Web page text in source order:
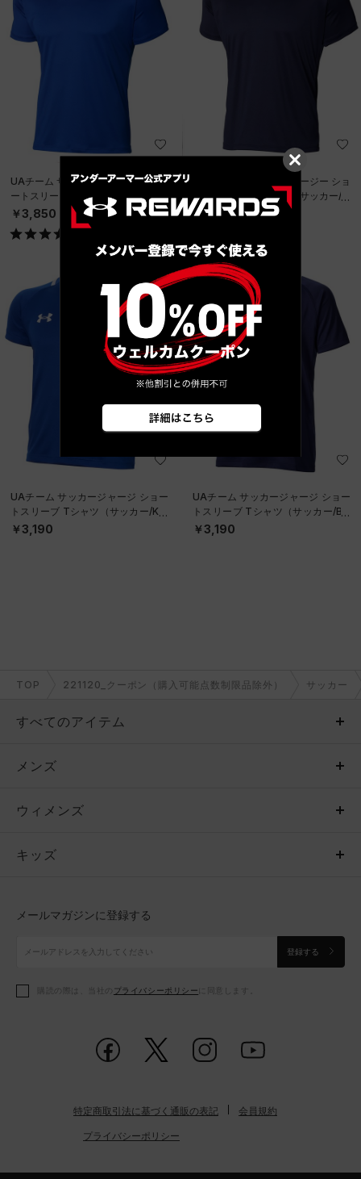
UAチーム サッカー ジャージー ショ
ートスリーブ Tシャツ（サッカー/M
EN）
￥3,850
UAチーム サッカー ジャージー ショ
ートスリーブ Tシャツ（サッカー/M
EN）
￥3,850
UAチーム サッカージャージ ショー
トスリーブ Tシャツ（サッカー/KID
S）
￥3,190
UAチーム サッカージャージ ショー
トスリーブ Tシャツ（サッカー/BO
YS）
￥3,190
TOP 221120_クーポン（購入可能点数制限品除外） サッカー
すべてのアイテム
メンズ
ウィメンズ
キッズ
アクセサリー
メンズ
トップス
ボトムス
アクセサリー
ウィメンズ
トップス
シューズ
アクセサリー
キッズ
シューズ
メールマガジンに登録する
登録する
購読の際は、当社の プライバシーポリシー に同意します。
特定商取引法に基づく通販の表記 会員規約
プライバシーポリシー